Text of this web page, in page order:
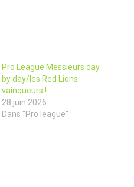
Pro League Messieurs day
by day/les Red Lions
vainqueurs !
28 juin 2026
Dans "Pro league"